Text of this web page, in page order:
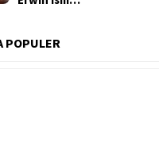
POPULER